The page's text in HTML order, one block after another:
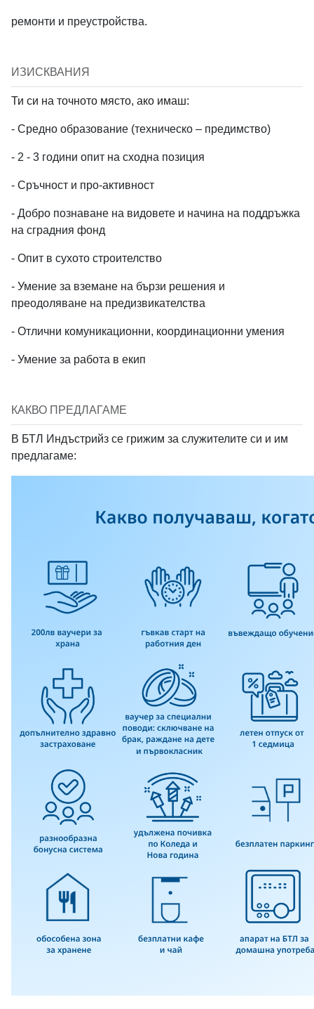
ремонти и преустройства.
ИЗИСКВАНИЯ
Ти си на точното място, ако имаш:
- Средно образование (техническо – предимство)
- 2 - 3 години опит на сходна позиция
- Сръчност и про-активност
- Добро познаване на видовете и начина на поддръжка
на сградния фонд
- Опит в сухото строителство
- Умение за вземане на бързи решения и
преодоляване на предизвикателства
- Отлични комуникационни, координационни умения
- Умение за работа в екип
КАКВО ПРЕДЛАГАМЕ
В БТЛ Индъстрийз се грижим за служителите си и им
предлагаме: